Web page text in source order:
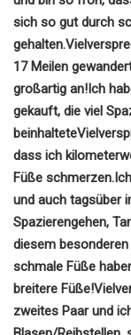
sich so gut durch
gehalten.
17 Meilen
großartig an!Ich
gekauft, die viel
beinhaltete
dass ich
Füße schmerzen.
und auch tagsüber
Spazierengehen,
diesem
schmale Füße
breitere Füße!
zweites Paar und